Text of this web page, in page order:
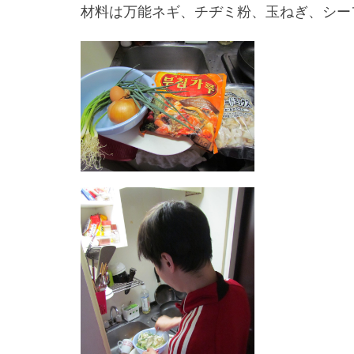
材料は万能ネギ、チヂミ粉、玉ねぎ、シー